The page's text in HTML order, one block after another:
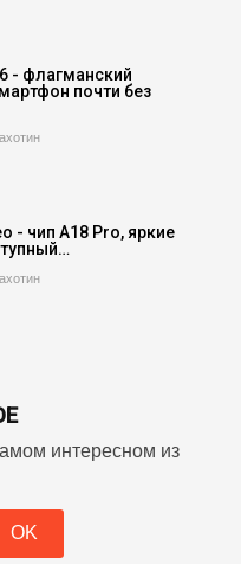
- флагманский
почти без
- чип A18 Pro, яркие
интересном из